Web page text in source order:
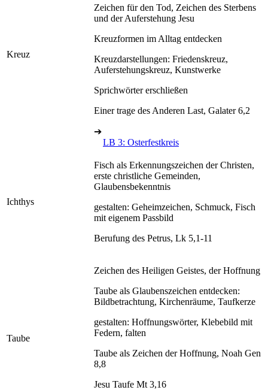
Kreuz
Zeichen für den Tod, Zeichen des Sterbens
und der Auferstehung Jesu
Kreuzformen im Alltag entdecken
Kreuzdarstellungen: Friedenskreuz,
Auferstehungskreuz, Kunstwerke
Sprichwörter erschließen
Einer trage des Anderen Last, Galater 6,2
➔
LB 3: Osterfestkreis
Ichthys
Fisch als Erkennungszeichen der Christen,
erste christliche Gemeinden,
Glaubensbekenntnis
gestalten: Geheimzeichen, Schmuck, Fisch
mit eigenem Passbild
Berufung des Petrus, Lk 5,1-11
Taube
Zeichen des Heiligen Geistes, der Hoffnung
Taube als Glaubenszeichen entdecken:
Bildbetrachtung, Kirchenräume, Taufkerze
gestalten: Hoffnungswörter, Klebebild mit
Federn, falten
Taube als Zeichen der Hoffnung, Noah Gen
8,8
Jesu Taufe Mt 3,16